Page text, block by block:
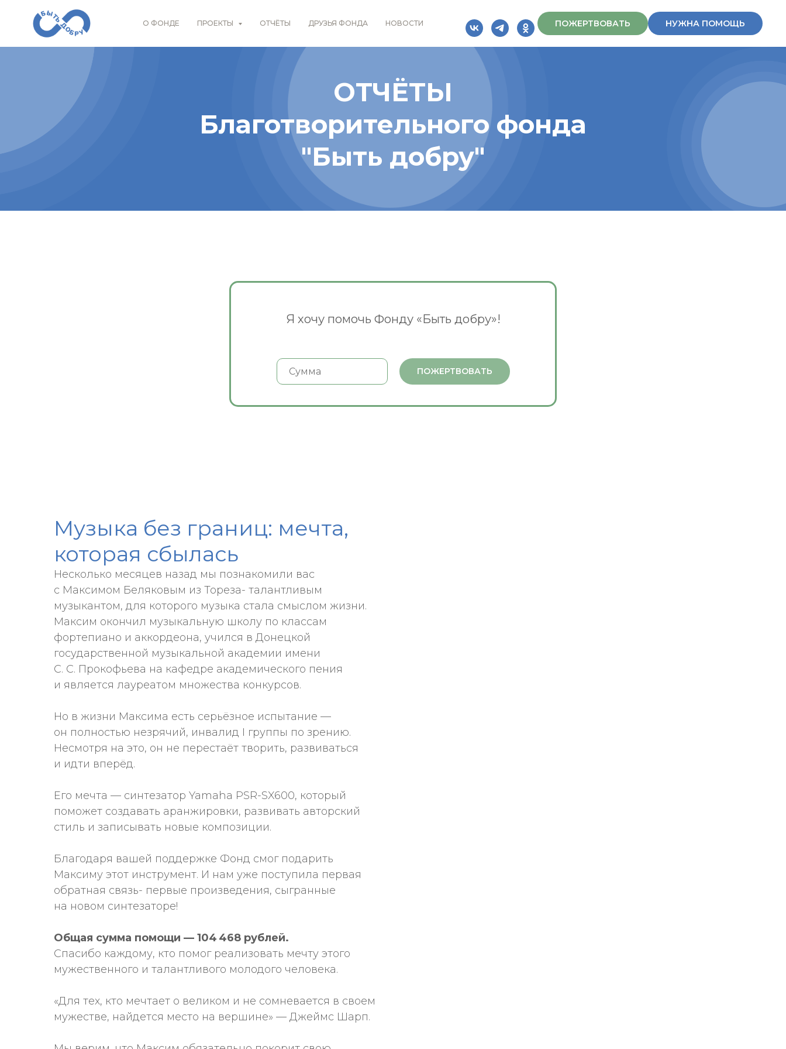
О ФОНДЕ ПРОЕКТЫ ОТЧЁТЫ ДРУЗЬЯ ФОНДА НОВОСТИ ПОЖЕРТВОВАТЬ НУЖНА ПОМОЩЬ
ОТЧЁТЫ
Благотворительного фонда
"Быть добру"
Я хочу помочь Фонду «Быть добру»!
ПОЖЕРТВОВАТЬ
Музыка без границ: мечта,
которая сбылась
Несколько месяцев назад мы познакомили вас
с Максимом Беляковым из Тореза- талантливым
музыкантом, для которого музыка стала смыслом жизни.
Максим окончил музыкальную школу по классам
фортепиано и аккордеона, учился в Донецкой
государственной музыкальной академии имени
С. С. Прокофьева на кафедре академического пения
и является лауреатом множества конкурсов.
Но в жизни Максима есть серьёзное испытание —
он полностью незрячий, инвалид I группы по зрению.
Несмотря на это, он не перестаёт творить, развиваться
и идти вперёд.
Его мечта — синтезатор Yamaha PSR-SX600, который
поможет создавать аранжировки, развивать авторский
стиль и записывать новые композиции.
Благодаря вашей поддержке Фонд смог подарить
Максиму этот инструмент. И нам уже поступила первая
обратная связь- первые произведения, сыгранные
на новом синтезаторе!
Общая сумма помощи — 104 468 рублей.
Спасибо каждому, кто помог реализовать мечту этого
мужественного и талантливого молодого человека.
«Для тех, кто мечтает о великом и не сомневается в своем
мужестве, найдется место на вершине» — Джеймс Шарп.